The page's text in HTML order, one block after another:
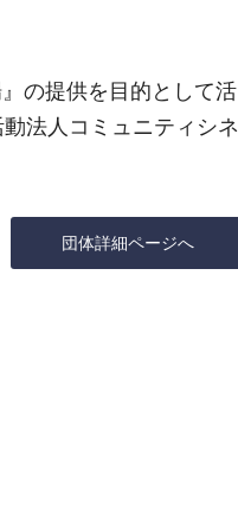
の提供を目的として活
法人コミュニティシネ
団体詳細ページへ